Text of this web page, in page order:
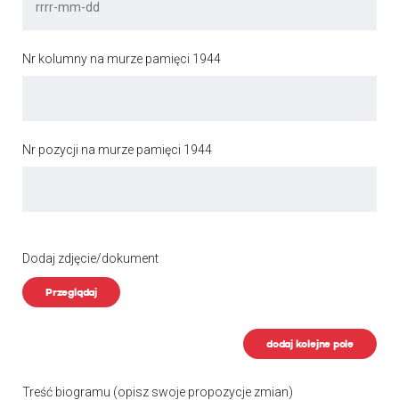
Nr kolumny na murze pamięci 1944
Nr pozycji na murze pamięci 1944
Dodaj zdjęcie/dokument
Przeglądaj
dodaj kolejne pole
Treść biogramu (opisz swoje propozycje zmian)